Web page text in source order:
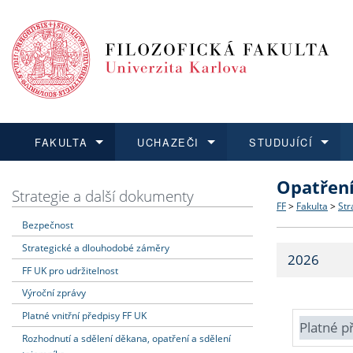
FAKULTA
Dozvědět se více
Struktura
Strategie
Fakultní
UCHAZEČI
Podat přihlášku
Co
Učitelské
STUDUJÍCÍ
Dozvědět se více
Dozvědět se více
O vědě a
Dozvědět se více
Aktuální
Strategie a další dokumenty
Bezpečnost
Strategické a dlouhodobé záměry
FF UK pro udržitelnost
Výroční zprávy
Platné vnitřní předpisy FF UK
Rozhodnutí a sdělení děkana, opatření a sdělení
FF > Fakulta >
2026
Platné